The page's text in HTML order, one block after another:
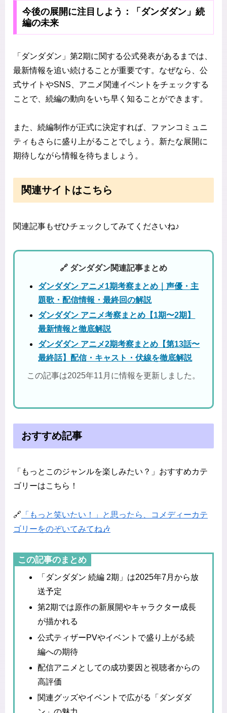
今後の展開に注目しよう：「ダンダダン」続
編の未来
「ダンダダン」第2期に関する公式発表があるまでは、
最新情報を追い続けることが重要です。なぜなら、公
式サイトやSNS、アニメ関連イベントをチェックする
ことで、続編の動向をいち早く知ることができます。
また、続編制作が正式に決定すれば、ファンコミュニ
ティもさらに盛り上がることでしょう。新たな展開に
期待しながら情報を待ちましょう。
関連サイトはこちら
関連記事もぜひチェックしてみてくださいね♪
🔗 ダンダダン関連記事まとめ
ダンダダン アニメ1期考察まとめ｜声優・主
題歌・配信情報・最終回の解説
ダンダダン アニメ考察まとめ【1期〜2期】
最新情報と徹底解説
ダンダダン アニメ2期考察まとめ【第13話〜
最終話】配信・キャスト・伏線を徹底解説
この記事は2025年11月に情報を更新しました。
おすすめ記事
「もっとこのジャンルを楽しみたい？」おすすめカテ
ゴリーはこちら！
🔗 「もっと笑いたい！」と思ったら、コメディーカテ
ゴリーをのぞいてみてね🎶
この記事のまとめ
「ダンダダン 続編 2期」は2025年7月から放
送予定
第2期では原作の新展開やキャラクター成長
が描かれる
公式ティザーPVやイベントで盛り上がる続
編への期待
配信アニメとしての成功要因と視聴者からの
高評価
関連グッズやイベントで広がる「ダンダダ